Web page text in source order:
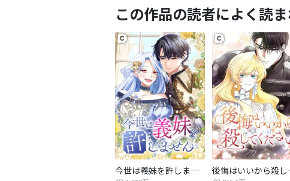
この作品の読者によく読
今世は義妹を許しません 後悔